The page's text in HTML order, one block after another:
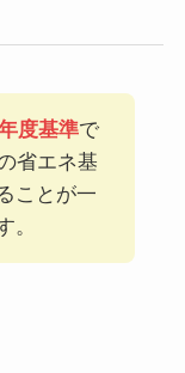
度基準で
省エネ基
ことが一
。